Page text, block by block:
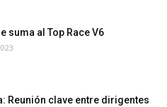
suma al Top Race V6
Reunión clave entre dirigentes